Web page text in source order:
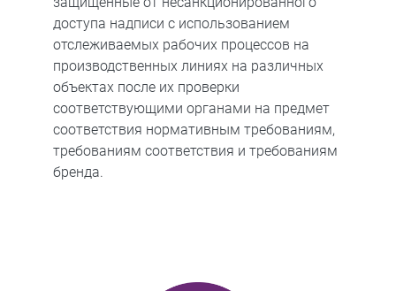
доступа надписи с использованием
отслеживаемых рабочих процессов на
производственных линиях на различных
объектах после их проверки
соответствующими органами на предмет
соответствия нормативным требованиям,
требованиям соответствия и требованиям
бренда.